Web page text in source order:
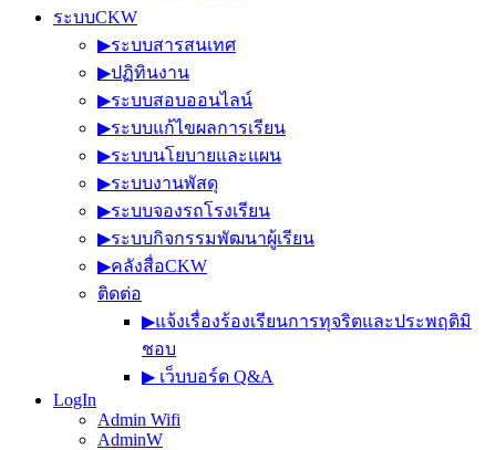
ระบบCKW
▶︎ระบบสารสนเทศ
▶︎ปฏิทินงาน
▶︎ระบบสอบออนไลน์
▶︎ระบบแก้ไขผลการเรียน
▶︎ระบบนโยบายและแผน
▶︎ระบบงานพัสดุ
▶︎ระบบจองรถโรงเรียน
▶︎ระบบกิจกรรมพัฒนาผู้เรียน
▶︎คลังสื่อCKW
ติดต่อ
▶︎แจ้งเรื่องร้องเรียนการทุจริตและประพฤติมิ
ชอบ
▶︎ เว็บบอร์ด Q&A
LogIn
Admin Wifi
AdminW